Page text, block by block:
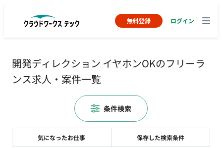
無料登録 ログイン
開発ディレクション イヤホンOKのフリーラ
ンス求人・案件一覧
気になったお仕事 保存した検索条件
条件検索